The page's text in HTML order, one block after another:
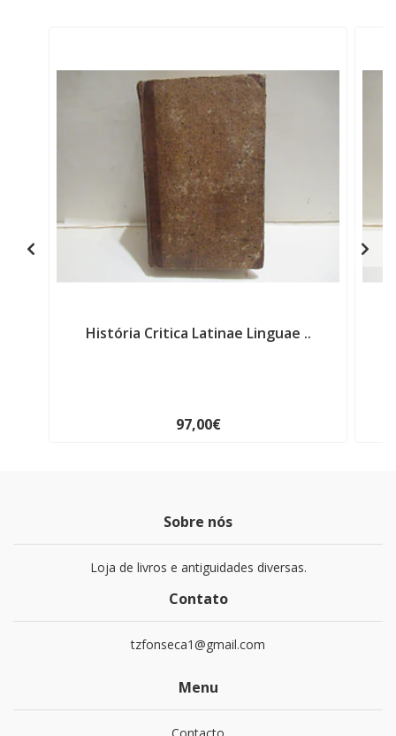
História Critica Latinae Linguae ..
97,00€
Sobre nós
Loja de livros e antiguidades diversas.
Contato
tzfonseca1@gmail.com
Menu